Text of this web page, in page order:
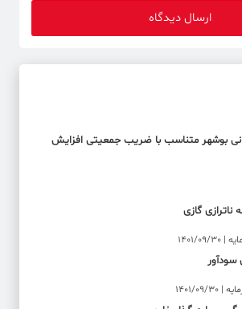
بوشهر متناسب با ضریب جمعیتی افزایش
ناترازی گازی